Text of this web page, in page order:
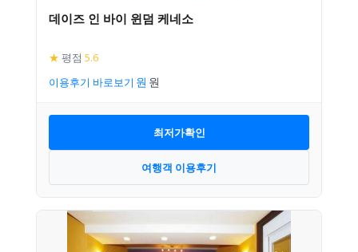
데이즈 인 바이 윈덤 케네소
★ 평점 5.6
이용후기 바로보기
최저가확인
여행객 이용후기